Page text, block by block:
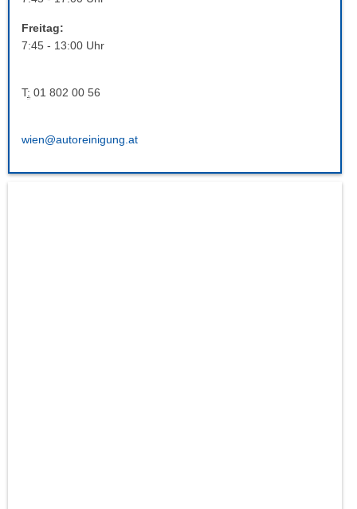
Freitag:
7:45 - 13:00 Uhr
T: 01 802 00 56
wien@autoreinigung.at